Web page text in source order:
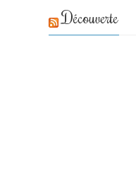
Découverte